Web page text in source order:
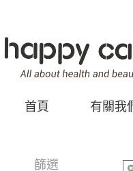
首頁 有關我
篩選